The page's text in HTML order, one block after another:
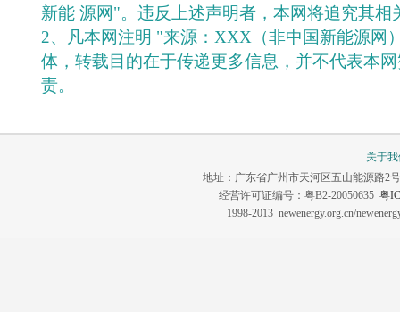
新能 源网"。违反上述声明者，本网将追究其相
2、凡本网注明 "来源：XXX（非中国新能源网
体，转载目的在于传递更多信息，并不代表本
责。
关于
地址：广东省广州市天河区五山能源路2
经营许可证编号：粤B2-20050635 粤
1998-2013 newenergy.org.cn/